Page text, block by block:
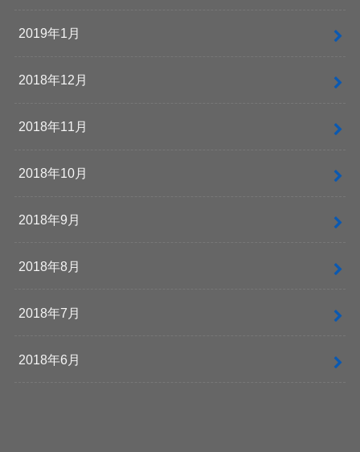
2019年1月
2018年12月
2018年11月
2018年10月
2018年9月
2018年8月
2018年7月
2018年6月